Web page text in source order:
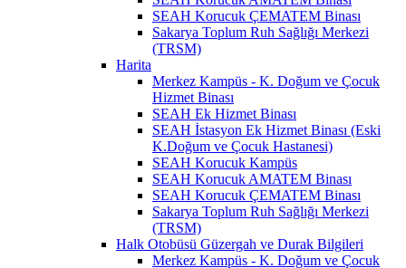
SEAH Korucuk ÇEMATEM Binası
Sakarya Toplum Ruh Sağlığı Merkezi
(TRSM)
Harita
Merkez Kampüs - K. Doğum ve Çocuk
Hizmet Binası
SEAH Ek Hizmet Binası
SEAH İstasyon Ek Hizmet Binası (Eski
K.Doğum ve Çocuk Hastanesi)
SEAH Korucuk Kampüs
SEAH Korucuk AMATEM Binası
SEAH Korucuk ÇEMATEM Binası
Sakarya Toplum Ruh Sağlığı Merkezi
(TRSM)
Halk Otobüsü Güzergah ve Durak Bilgileri
Merkez Kampüs - K. Doğum ve Çocuk